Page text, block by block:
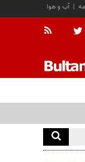
آب و هوا |